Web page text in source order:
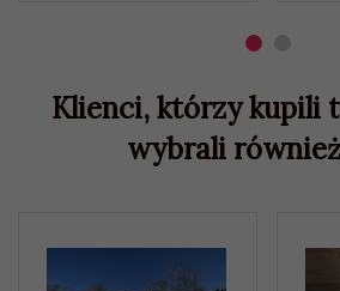
Klienci, którzy kupili
wybrali